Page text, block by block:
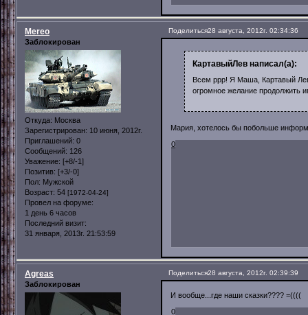
Поделиться28 августа, 2012г. 02:34:36
Mereo
Заблокирован
Откуда: Москва
Зарегистрирован: 10 июня, 2012г.
Приглашений: 0
Сообщений: 126
Уважение: [+8/-1]
Позитив: [+3/-0]
Пол: Мужской
Возраст: 54 [1972-04-24]
Провел на форуме:
1 день 6 часов
Последний визит:
31 января, 2013г. 21:53:59
КартавыйЛев написал(а):
Всем ррр! Я Маша, Картавый
огромное желание продолжить
Мария, хотелось бы побольше
0
Поделиться28 августа, 2012г. 02:39:39
Agreas
Заблокирован
И вообще...где наши сказки???? =((((
0